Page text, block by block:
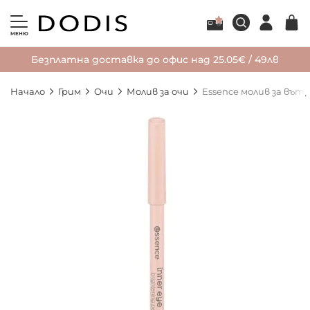
МЕНЮ
Безплатна доставка до офис над 25.05€ / 49лв
Начало Грим Очи Молив за очи Essence молив за